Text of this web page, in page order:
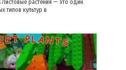
Листовые растения — это один
типов культур в